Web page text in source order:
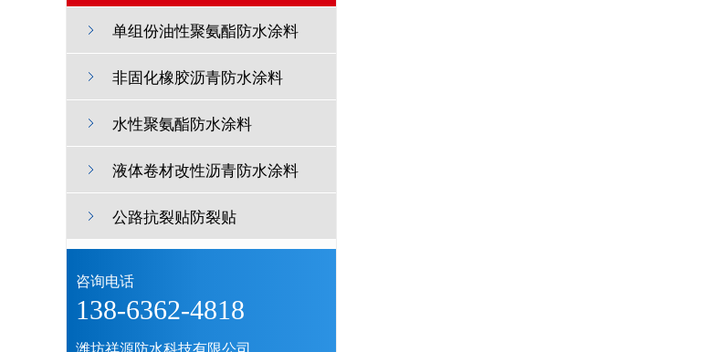
单组份油性聚氨酯防水涂料
非固化橡胶沥青防水涂料
水性聚氨酯防水涂料
液体卷材改性沥青防水涂料
公路抗裂贴防裂贴
咨询电话
138-6362-4818